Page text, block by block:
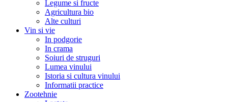
Legume si fructe
Agricultura bio
Alte culturi
Vin si vie
In podgorie
In crama
Soiuri de struguri
Lumea vinului
Istoria si cultura vinului
Informatii practice
Zootehnie